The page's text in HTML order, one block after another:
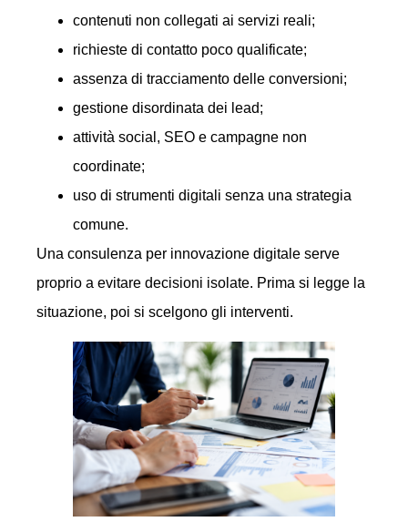
contenuti non collegati ai servizi reali;
richieste di contatto poco qualificate;
assenza di tracciamento delle conversioni;
gestione disordinata dei lead;
attività social, SEO e campagne non
coordinate;
uso di strumenti digitali senza una strategia
comune.
Una consulenza per innovazione digitale serve
proprio a evitare decisioni isolate. Prima si legge la
situazione, poi si scelgono gli interventi.